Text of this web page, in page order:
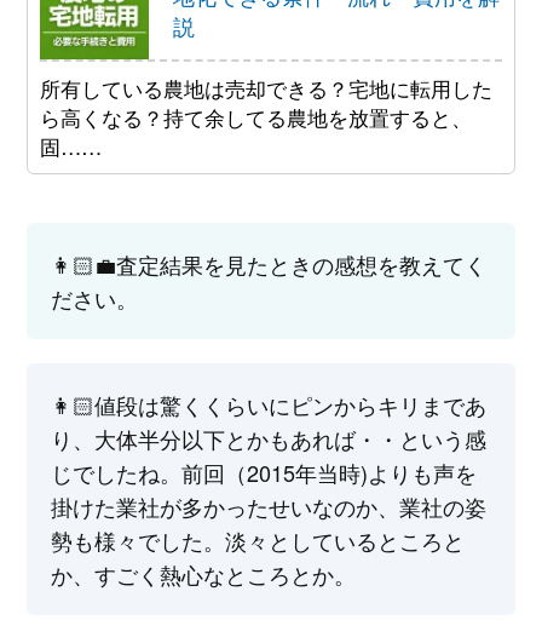
説
所有している農地は売却できる？宅地に転用した
ら高くなる？持て余してる農地を放置すると、
固……
👩🏻‍💼査定結果を見たときの感想を教えてく
ださい。
👩🏻‍値段は驚くくらいにピンからキリまであ
り、大体半分以下とかもあれば・・という感
じでしたね。前回（2015年当時)よりも声を
掛けた業社が多かったせいなのか、業社の姿
勢も様々でした。淡々としているところと
か、すごく熱心なところとか。